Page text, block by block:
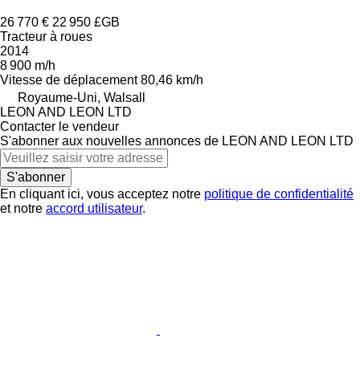
26 770 € 22 950 £GB
Tracteur à roues
2014
8 900 m/h
Vitesse de déplacement 80,46 km/h
Royaume-Uni, Walsall
LEON AND LEON LTD
Contacter le vendeur
S'abonner aux nouvelles annonces de LEON AND LEON LTD
S'abonner
En cliquant ici, vous acceptez notre politique de confidentialité
et notre accord utilisateur.